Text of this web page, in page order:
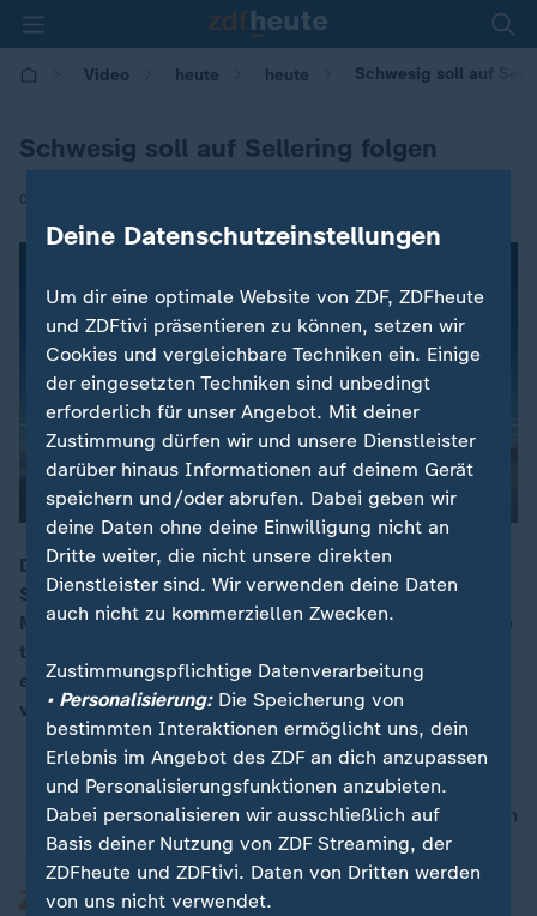
Video heute heute Schwesig soll auf
Schwesig soll auf Sellering folgen
04.07.2017 | 08:46
00:04
Die frühere Bundesfamilienministerin Manuela
Schwesig (SPD) stellt sich zur Wahl als
Ministerpräsidentin von Mecklenburg-Vorpommern. Sie
tritt die Nachfolge von Erwin Sellering an, der wegen
einer schweren Krebserkrankung auf seine Ämter
verzichtet.
nach oben
Deine Datenschutzeinstellungen
Um dir eine optimale Website von ZDF, ZDFheute
und ZDFtivi präsentieren zu können, setzen wir
Cookies und vergleichbare Techniken ein. Einige
der eingesetzten Techniken sind unbedingt
erforderlich für unser Angebot. Mit deiner
Zustimmung dürfen wir und unsere Dienstleister
darüber hinaus Informationen auf deinem Gerät
speichern und/oder abrufen. Dabei geben wir
deine Daten ohne deine Einwilligung nicht an
Dritte weiter, die nicht unsere direkten
Dienstleister sind. Wir verwenden deine Daten
auch nicht zu kommerziellen Zwecken.
Zustimmungspflichtige Datenverarbeitung
• Personalisierung:Die Speicherung von
bestimmten Interaktionen ermöglicht uns, dein
Erlebnis im Angebot des ZDF an dich anzupassen
und Personalisierungsfunktionen anzubieten.
Dabei personalisieren wir ausschließlich auf
Basis deiner Nutzung von ZDF Streaming, der
ZDFheute und ZDFtivi. Daten von Dritten werden
von uns nicht verwendet.